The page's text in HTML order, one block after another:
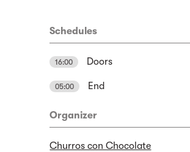
Schedules
16:00 Doors
05:00 End
Organizer
Churros con Chocolate